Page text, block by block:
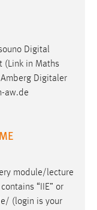
Digital
(Link in Maths
Digitaler
aw.de
module/lecture
“IIE” or
(login is your